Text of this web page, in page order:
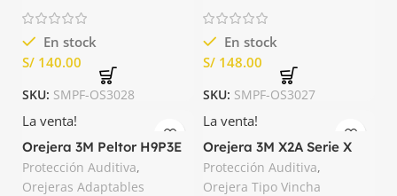
En stock
S/
SKU: SMPF-OS3028
En stock
S/
SKU: SMPF-OS3027
La venta!
Orejera 3M Peltor H9P3E
Adaptable a Casco 23dB
Protección Auditiva,
Orejeras Adaptables
La venta!
Orejera 3M X2A Serie X
con Banda 24dB
Protección Auditiva,
Orejera Tipo Vincha